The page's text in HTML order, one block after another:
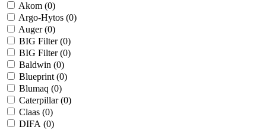
Akom (0)
Argo-Hytos (0)
Auger (0)
BIG Filter (0)
BIG Filter (0)
Baldwin (0)
Blueprint (0)
Blumaq (0)
Caterpillar (0)
Claas (0)
DIFA (0)